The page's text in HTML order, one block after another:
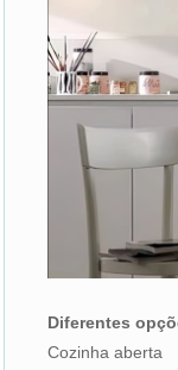
Diferentes
Cozinha aberta